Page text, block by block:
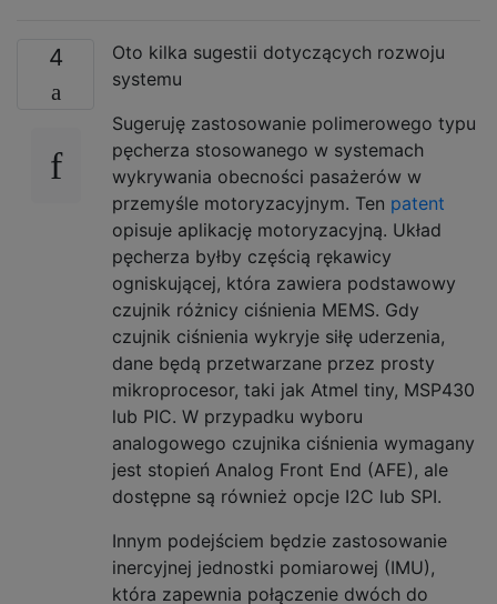
4
Oto kilka sugestii dotyczących rozwoju
systemu
Sugeruję zastosowanie polimerowego typu
pęcherza stosowanego w systemach
wykrywania obecności pasażerów w
przemyśle motoryzacyjnym. Ten patent
opisuje aplikację motoryzacyjną. Układ
pęcherza byłby częścią rękawicy
ogniskującej, która zawiera podstawowy
czujnik różnicy ciśnienia MEMS. Gdy
czujnik ciśnienia wykryje siłę uderzenia,
dane będą przetwarzane przez prosty
mikroprocesor, taki jak Atmel tiny, MSP430
lub PIC. W przypadku wyboru
analogowego czujnika ciśnienia wymagany
jest stopień Analog Front End (AFE), ale
dostępne są również opcje I2C lub SPI.
Innym podejściem będzie zastosowanie
inercyjnej jednostki pomiarowej (IMU),
która zapewnia połączenie dwóch do